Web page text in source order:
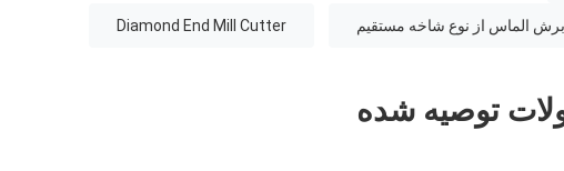
Diamond End Mill Cutter
توصیه شده